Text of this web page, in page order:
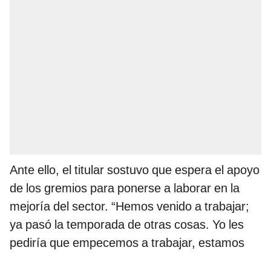
Ante ello, el titular sostuvo que espera el apoyo
de los gremios para ponerse a laborar en la
mejoría del sector. “Hemos venido a trabajar;
ya pasó la temporada de otras cosas. Yo les
pediría que empecemos a trabajar, estamos